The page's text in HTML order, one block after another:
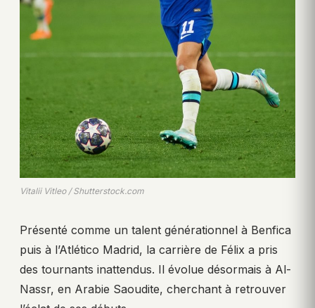
Vitalii Vitleo / Shutterstock.com
Présenté comme un talent générationnel à Benfica
puis à l’Atlético Madrid, la carrière de Félix a pris
des tournants inattendus. Il évolue désormais à Al-
Nassr, en Arabie Saoudite, cherchant à retrouver